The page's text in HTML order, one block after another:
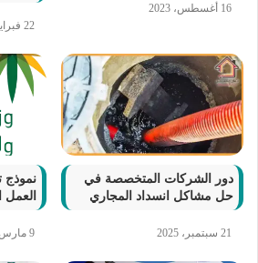
16 أغسطس، 2023
22 فبراير، 2023
دور الشركات المتخصصة في
حل مشاكل انسداد المجاري
21 سبتمبر، 2025
نموذج
العمل
9 مارس، 2022